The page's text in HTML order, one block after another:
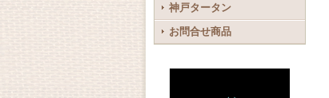
神戸タータン
お問合せ商品